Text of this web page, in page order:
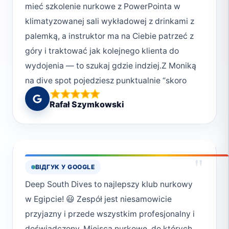
mieć szkolenie nurkowe z PowerPointa w
klimatyzowanej sali wykładowej z drinkami z
palemką, a instruktor ma na Ciebie patrzeć z
góry i traktować jak kolejnego klienta do
wydojenia — to szukaj gdzie indziej.Z Moniką
na dive spot pojedziesz punktualnie “skoro
świt”. Na miejscu (każdego dnia innym)
dowiesz się, jak w praktyce zastosować
wiedzę z kursu w aplikacji SSI. Potem
poczujesz się bezpiecznie. Jeśli trzeba coś
powtórzyć — Monika z anielską cierpliwością
wszystko wytłumaczy i, co najważniejsze,
pokaże, jak prawidłowo wykonać ćwiczenie.A
jak zrobisz coś głupiego — to w żołnierskich
Rafał Szymkowski
ВІДГУК У GOOGLE "
Deep South Dives to najlepszy klub nurkowy
w Egipcie! 😃 Zespół jest niesamowicie
przyjazny i przede wszystkim profesjonalny i